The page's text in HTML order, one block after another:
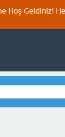
Hoş Geldiniz!